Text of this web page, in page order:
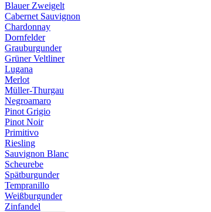
Blauer Zweigelt
Cabernet Sauvignon
Chardonnay
Dornfelder
Grauburgunder
Grüner Veltliner
Lugana
Merlot
Müller-Thurgau
Negroamaro
Pinot Grigio
Pinot Noir
Primitivo
Riesling
Sauvignon Blanc
Scheurebe
Spätburgunder
Tempranillo
Weißburgunder
Zinfandel